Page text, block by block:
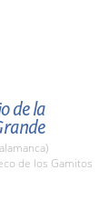
de la
de los Gamitos